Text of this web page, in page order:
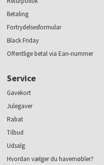
Betaling
Fortrydelsesformular
Black Friday
Offentlige betal via Ean-nummer
Service
Gavekort
Julegaver
Rabat
Tilbud
Udsalg
Hvordan vælger du havemøbler?